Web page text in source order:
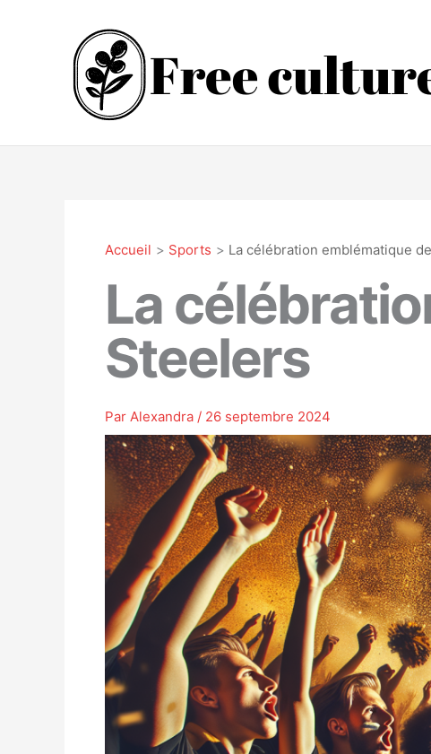
Accueil Sports La célébration emblématique
La
Steelers
Par Alexandra / 26 septembre 2024